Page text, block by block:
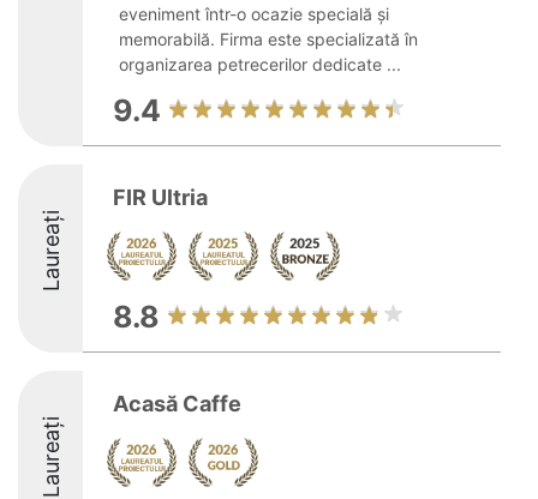
eveniment într-o ocazie specială și
memorabilă. Firma este specializată în
organizarea petrecerilor dedicate ...
9.4
Laureați
FIR Ultria
8.8
Laureați
Acasă Caffe